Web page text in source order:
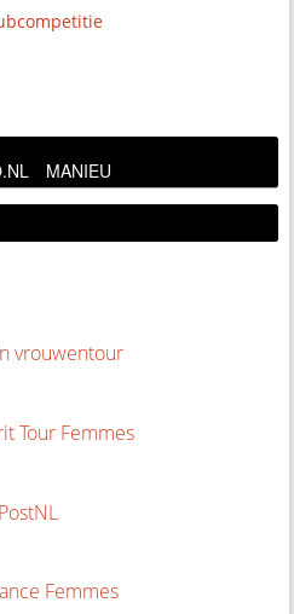
MANIEU
vrouwentour
Tour Femmes
Femmes